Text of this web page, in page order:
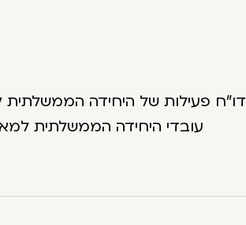
דו"ח פעילות של היחידה
עובדי היחידה הממשלתית